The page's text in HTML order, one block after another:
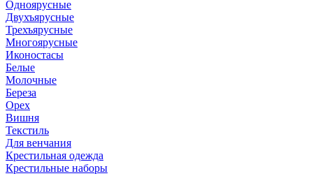
Одноярусные
Двухъярусные
Трехъярусные
Многоярусные
Иконостасы
Белые
Молочные
Береза
Орех
Вишня
Текстиль
Для венчания
Крестильная одежда
Крестильные наборы